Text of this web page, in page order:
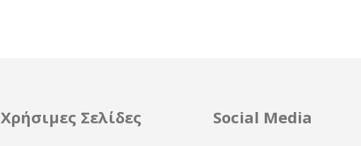
Χρήσιμες Σελίδες Social Media